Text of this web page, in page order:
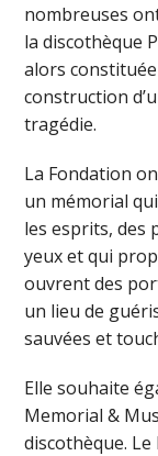
nombreuses
la discothèque
alors
construction
tragédie.
La Fondation
un mémorial
les esprits, des
yeux et qui
ouvrent des
un lieu de
sauvées et
Elle souhaite
Memorial &
discothèque.